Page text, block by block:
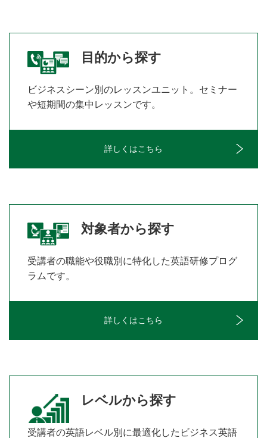
目的から探す
ビジネスシーン別のレッスンユニット。セミナー
や短期間の集中レッスンです。
詳しくはこちら
対象者から探す
受講者の職能や役職別に特化した英語研修プログ
ラムです。
詳しくはこちら
レベルから探す
受講者の英語レベル別に最適化したビジネス英語